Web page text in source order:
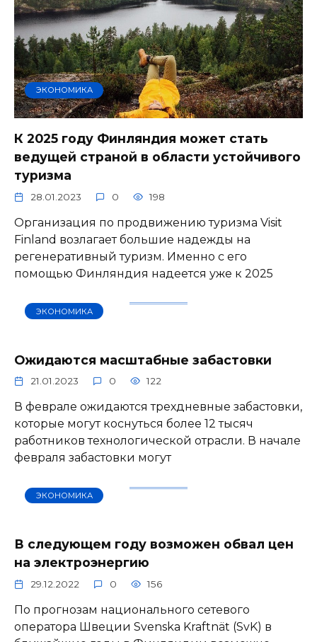
ЭКОНОМИКА
К 2025 году Финляндия может стать
ведущей страной в области устойчивого
туризма
28.01.2023 0 198
Организация по продвижению туризма Visit
Finland возлагает большие надежды на
регенеративный туризм. Именно с его
помощью Финляндия надеется уже к 2025
ЭКОНОМИКА
Ожидаются масштабные забастовки
21.01.2023 0 122
В феврале ожидаются трехдневные забастовки,
которые могут коснуться более 12 тысяч
работников технологической отрасли. В начале
февраля забастовки могут
ЭКОНОМИКА
В следующем году возможен обвал цен
на электроэнергию
29.12.2022 0 156
По прогнозам национального сетевого
оператора Швеции Svenska Kraftnät (SvK) в